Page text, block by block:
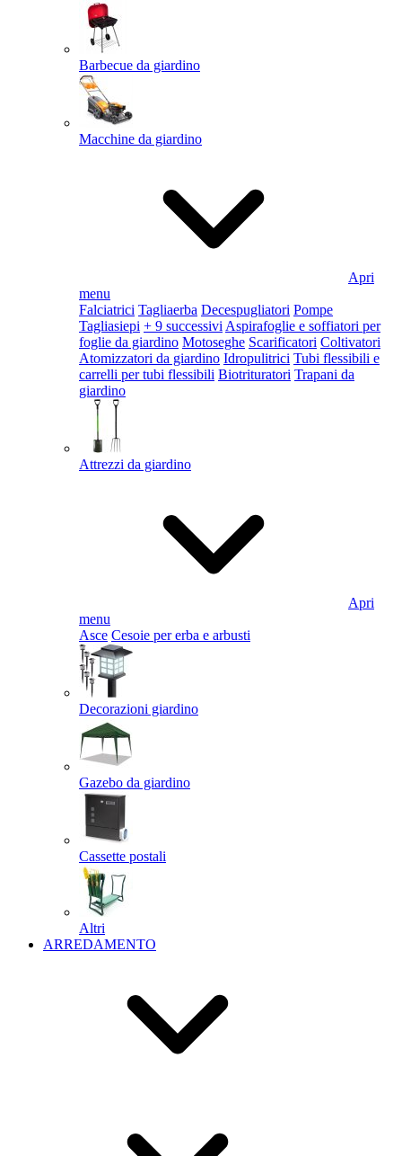
Barbecue da giardino
Macchine da giardino
Apri
menu
Falciatrici Tagliaerba Decespugliatori Pompe
Tagliasiepi + 9 successivi Aspirafoglie e soffiatori per
foglie da giardino Motoseghe Scarificatori Coltivatori
Atomizzatori da giardino Idropulitrici Tubi flessibili e
carrelli per tubi flessibili Biotrituratori Trapani da
giardino
Attrezzi da giardino
Apri
menu
Asce Cesoie per erba e arbusti
Decorazioni giardino
Gazebo da giardino
Cassette postali
Altri
ARREDAMENTO